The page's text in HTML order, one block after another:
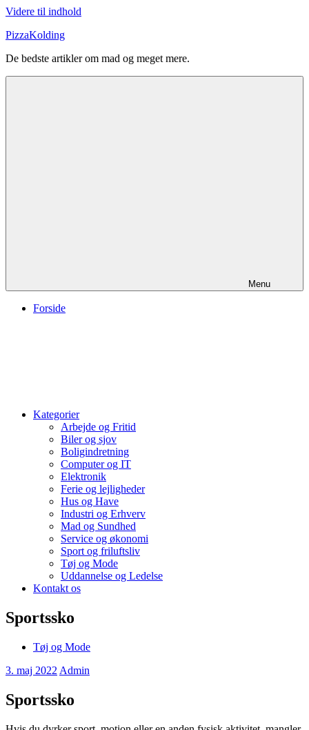
Videre til indhold
PizzaKolding
De bedste artikler om mad og meget mere.
Menu
Forside
Kategorier
Arbejde og Fritid
Biler og sjov
Boligindretning
Computer og IT
Elektronik
Ferie og lejligheder
Hus og Have
Industri og Erhverv
Mad og Sundhed
Service og økonomi
Sport og friluftsliv
Tøj og Mode
Uddannelse og Ledelse
Kontakt os
Sportssko
Tøj og Mode
3. maj 2022 Admin
Sportssko